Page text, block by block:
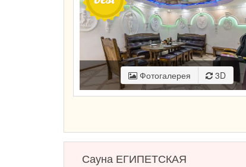
Фотогалерея 3D
Сауна ЕГИПЕТСКАЯ